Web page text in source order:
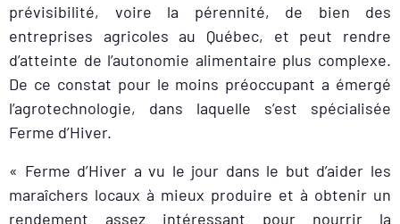
prévisibilité, voire la pérennité, de bien des
entreprises agricoles au Québec, et peut rendre
d’atteinte de l’autonomie alimentaire plus complexe.
De ce constat pour le moins préoccupant a émergé
l’agrotechnologie, dans laquelle s’est spécialisée
Ferme d’Hiver.
« Ferme d’Hiver a vu le jour dans le but d’aider les
maraîchers locaux à mieux produire et à obtenir un
rendement assez intéressant pour nourrir la